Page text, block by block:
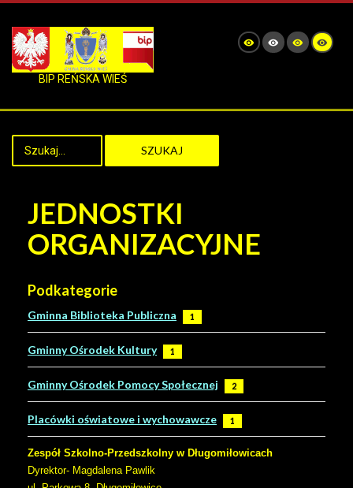
BIP REŃSKA WIEŚ
SZUKAJ
JEDNOSTKI
ORGANIZACYJNE
Podkategorie
Gminna Biblioteka Publiczna 1
Gminny Ośrodek Kultury 1
Gminny Ośrodek Pomocy Społecznej 2
Placówki oświatowe i wychowawcze 1
Zespół Szkolno-Przedszkolny w Długomiłowicach
Dyrektor- Magdalena Pawlik